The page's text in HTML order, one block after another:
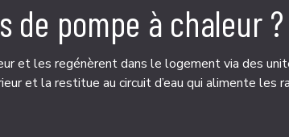
de pompe à chaleur ?
et les regénèrent dans le logement via des
et la restitue au circuit d’eau qui alimente les